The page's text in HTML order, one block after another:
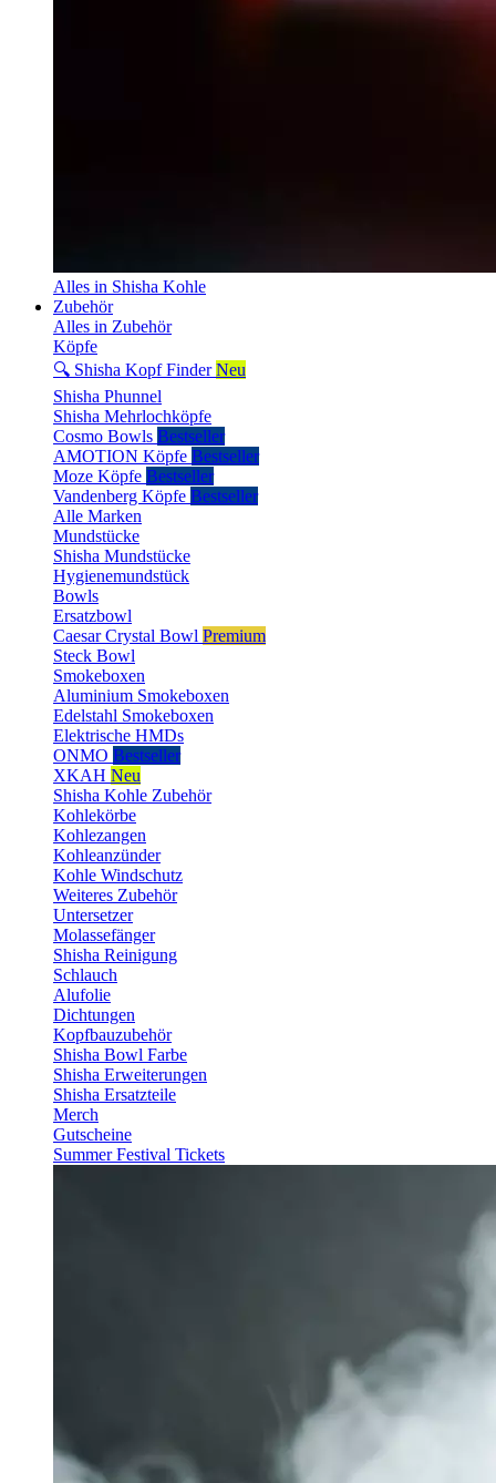
Alles in Shisha Kohle
Zubehör
Alles in Zubehör
Köpfe
🔍 Shisha Kopf Finder Neu
Shisha Phunnel
Shisha Mehrlochköpfe
Cosmo Bowls Bestseller
AMOTION Köpfe Bestseller
Moze Köpfe Bestseller
Vandenberg Köpfe Bestseller
Alle Marken
Mundstücke
Shisha Mundstücke
Hygienemundstück
Bowls
Ersatzbowl
Caesar Crystal Bowl Premium
Steck Bowl
Smokeboxen
Aluminium Smokeboxen
Edelstahl Smokeboxen
Elektrische HMDs
ONMO Bestseller
XKAH Neu
Shisha Kohle Zubehör
Kohlekörbe
Kohlezangen
Kohleanzünder
Kohle Windschutz
Weiteres Zubehör
Untersetzer
Molassefänger
Shisha Reinigung
Schlauch
Alufolie
Dichtungen
Kopfbauzubehör
Shisha Bowl Farbe
Shisha Erweiterungen
Shisha Ersatzteile
Merch
Gutscheine
Summer Festival Tickets